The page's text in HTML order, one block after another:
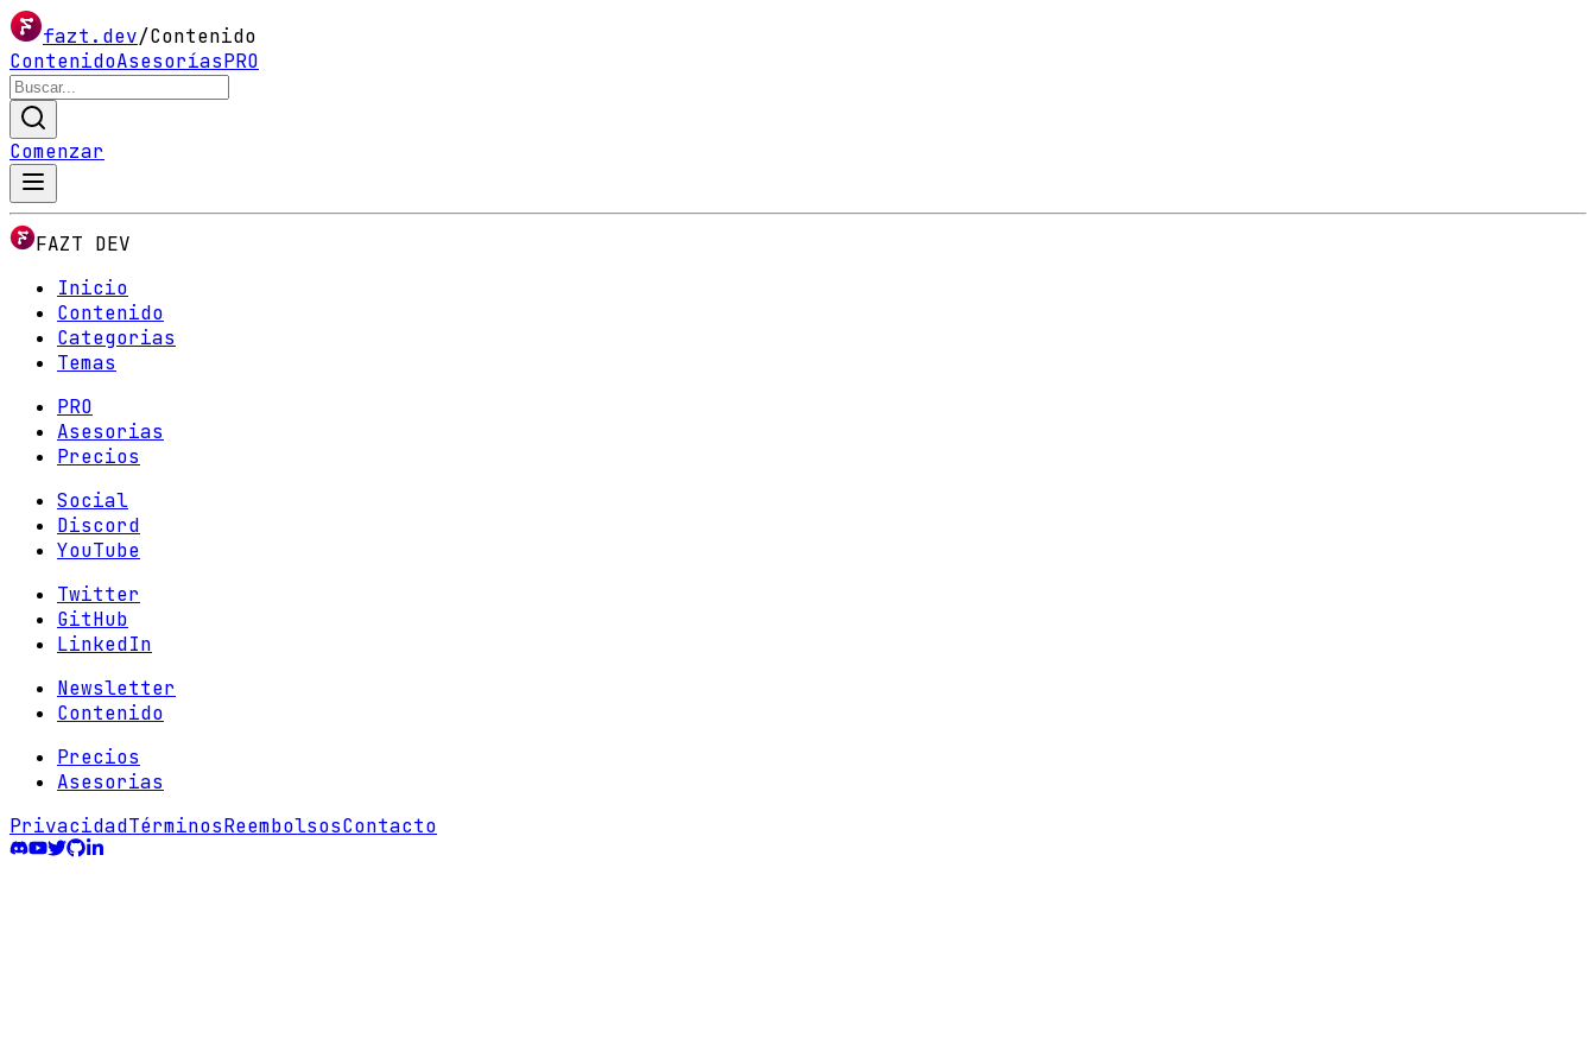
fazt.dev/Contenido
ContenidoAsesoríasPRO
Comenzar
FAZT DEV
Inicio
Contenido
Categorias
Temas
PRO
Asesorias
Precios
Social
Discord
YouTube
Twitter
GitHub
LinkedIn
Newsletter
Contenido
Precios
Asesorias
PrivacidadTérminosReembolsosContacto